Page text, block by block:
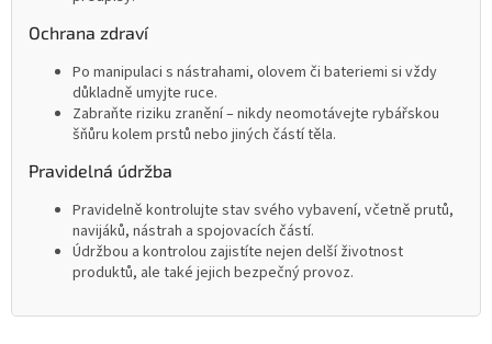
Ochrana zdraví
Po manipulaci s nástrahami, olovem či bateriemi si vždy
důkladně umyjte ruce.
Zabraňte riziku zranění – nikdy neomotávejte rybářskou
šňůru kolem prstů nebo jiných částí těla.
Pravidelná údržba
Pravidelně kontrolujte stav svého vybavení, včetně prutů,
navijáků, nástrah a spojovacích částí.
Údržbou a kontrolou zajistíte nejen delší životnost
produktů, ale také jejich bezpečný provoz.